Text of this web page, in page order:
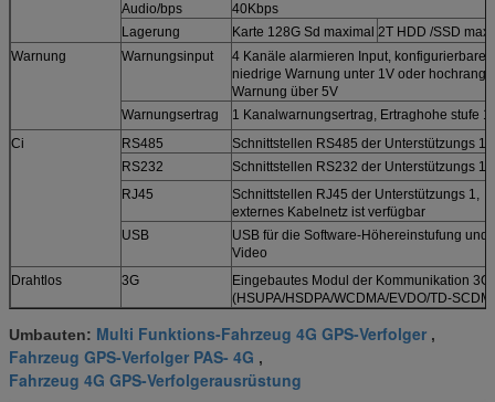
Audio/bps
40Kbps
Lagerung
Karte 128G Sd maximal 2T HDD /SSD
Warnung
Warnungsinput
4 Kanäle alarmieren Input, konfigurierbare
niedrige Warnung unter 1V oder
Warnung über 5V
Warnungsertrag
1 Kanalwarnungsertrag, Ertraghohe stufe
Ci
RS485
Schnittstellen RS485 der Unterstützungs 1
RS232
Schnittstellen RS232 der Unterstützungs 1
RJ45
Schnittstellen RJ45 der Unterstützungs 1,
externes Kabelnetz ist verfügbar
USB
USB für die Software-Höhereinstufung und -
Video
Drahtlos
3G
Eingebautes Modul der Kommunikation 3G
(HSUPA/HSDPA/WCDMA/EVDO/TD-
Umbauten: Multi Funktions-Fahrzeug 4G GPS-Verfolger ,
Fahrzeug GPS-Verfolger PAS- 4G ,
Fahrzeug 4G GPS-Verfolgerausrüstung